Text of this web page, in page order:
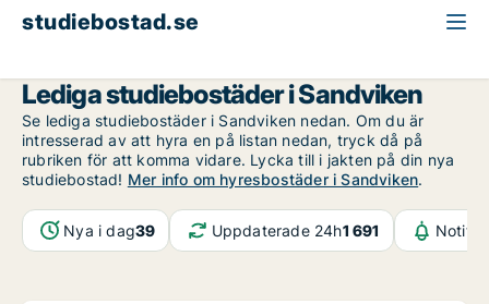
studiebostad.se
Lediga studiebostäder i Sandviken
Se lediga studiebostäder i Sandviken nedan. Om du är
intresserad av att hyra en på listan nedan, tryck då på
rubriken för att komma vidare. Lycka till i jakten på din nya
studiebostad! Mer info om hyresbostäder i Sandviken.
Nya i dag39 Uppdaterade 24h1 691